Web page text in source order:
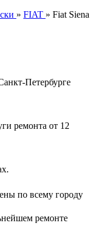
» FIAT » Fiat Siena
Петербурге
ремонта от 12
по всему городу
ремонте